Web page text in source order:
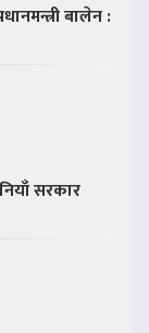
बालेन :
सरकार